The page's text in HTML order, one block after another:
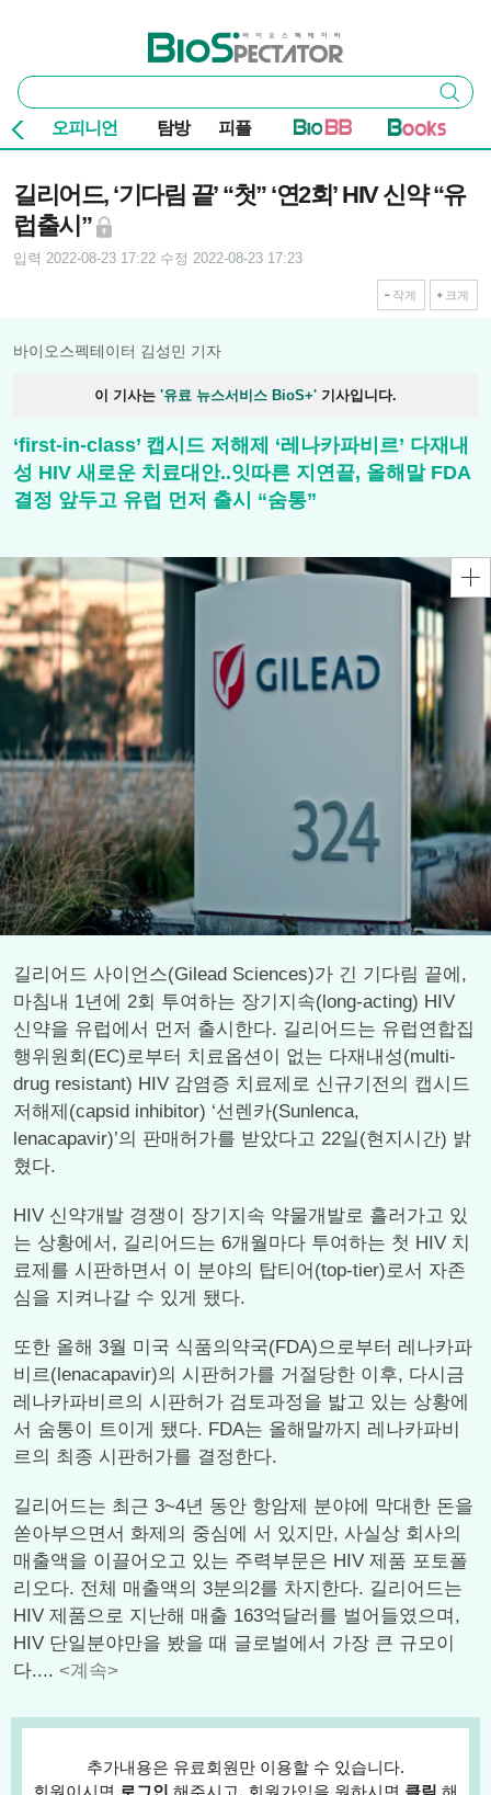
바이오스펙테이터
통
합
검
색
검색
오피니언 탐방 피플
길리어드, ‘기다림 끝’ “첫” ‘연2회’ HIV 신약 “유
럽출시”
입력 2022-08-23 17:22 수정 2022-08-23 17:23
작게 크게
바이오스펙테이터 김성민 기자
이 기사는 '유료 뉴스서비스 BioS+' 기사입니다.
‘first-in-class’ 캡시드 저해제 ‘레나카파비르’ 다재내
성 HIV 새로운 치료대안..잇따른 지연끝, 올해말 FDA
결정 앞두고 유럽 먼저 출시 “숨통”
길리어드 사이언스(Gilead Sciences)가 긴 기다림 끝에,
마침내 1년에 2회 투여하는 장기지속(long-acting) HIV
신약을 유럽에서 먼저 출시한다. 길리어드는 유럽연합집
행위원회(EC)로부터 치료옵션이 없는 다재내성(multi-
drug resistant) HIV 감염증 치료제로 신규기전의 캡시드
저해제(capsid inhibitor) ‘선렌카(Sunlenca,
lenacapavir)’의 판매허가를 받았다고 22일(현지시간) 밝
혔다.
HIV 신약개발 경쟁이 장기지속 약물개발로 흘러가고 있
는 상황에서, 길리어드는 6개월마다 투여하는 첫 HIV 치
료제를 시판하면서 이 분야의 탑티어(top-tier)로서 자존
심을 지켜나갈 수 있게 됐다.
또한 올해 3월 미국 식품의약국(FDA)으로부터 레나카파
비르(lenacapavir)의 시판허가를 거절당한 이후, 다시금
레나카파비르의 시판허가 검토과정을 밟고 있는 상황에
서 숨통이 트이게 됐다. FDA는 올해말까지 레나카파비
르의 최종 시판허가를 결정한다.
길리어드는 최근 3~4년 동안 항암제 분야에 막대한 돈을
쏟아부으면서 화제의 중심에 서 있지만, 사실상 회사의
매출액을 이끌어오고 있는 주력부문은 HIV 제품 포토폴
리오다. 전체 매출액의 3분의2를 차지한다. 길리어드는
HIV 제품으로 지난해 매출 163억달러를 벌어들였으며,
HIV 단일분야만을 봤을 때 글로벌에서 가장 큰 규모이
다.... <계속>
추가내용은 유료회원만 이용할 수 있습니다.
회원이시면 로그인 해주시고, 회원가입을 원하시면 클릭 해